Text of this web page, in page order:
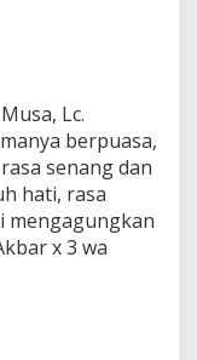
Lc.
berpuasa,
senang dan
hati, rasa
mengagungkan
x 3 wa